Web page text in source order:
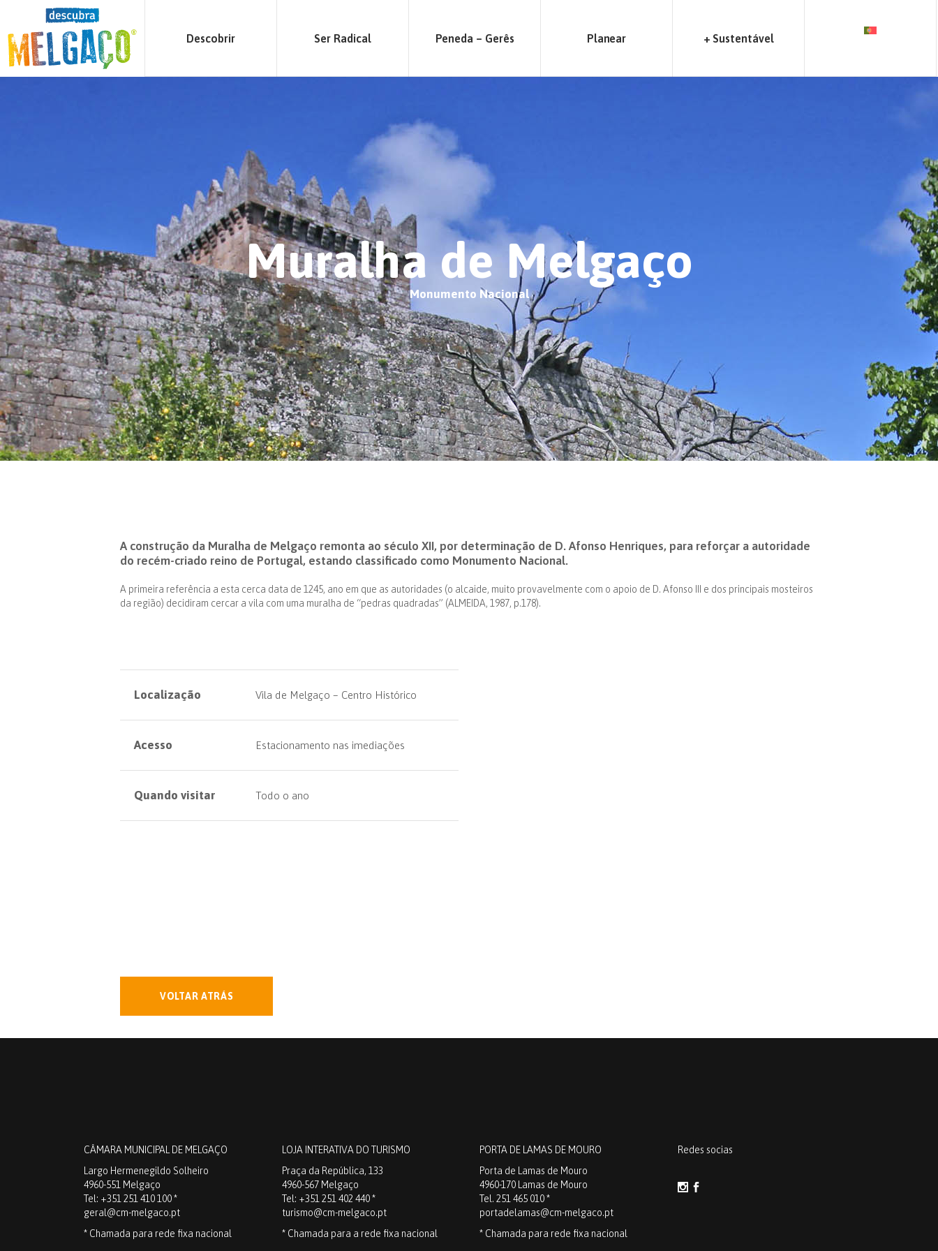
Descobrir Ser Radical Peneda – Gerês Planear + Sustentável
Muralha de Melgaço
Monumento Nacional
A construção da Muralha de Melgaço remonta ao século XII, por determinação de D. Afonso Henriques, para reforçar a autoridade
do recém-criado reino de Portugal, estando classificado como Monumento Nacional.
A primeira referência a esta cerca data de 1245, ano em que as autoridades (o alcaide, muito provavelmente com o apoio de D. Afonso III e dos principais mosteiros
da região) decidiram cercar a vila com uma muralha de “pedras quadradas” (ALMEIDA, 1987, p.178).
Localização Vila de Melgaço – Centro Histórico
Acesso Estacionamento nas imediações
Quando visitar Todo o ano
VOLTAR ATRÁS
CÂMARA MUNICIPAL DE MELGAÇO
Largo Hermenegildo Solheiro
4960-551 Melgaço
Tel: +351 251 410 100 *
geral@cm-melgaco.pt
* Chamada para rede fixa nacional
LOJA INTERATIVA DO TURISMO
Praça da República, 133
4960-567 Melgaço
Tel: +351 251 402 440 *
turismo@cm-melgaco.pt
* Chamada para a rede fixa nacional
PORTA DE LAMAS DE MOURO
Porta de Lamas de Mouro
4960-170 Lamas de Mouro
Tel. 251 465 010 *
portadelamas@cm-melgaco.pt
* Chamada para rede fixa nacional
Redes socias